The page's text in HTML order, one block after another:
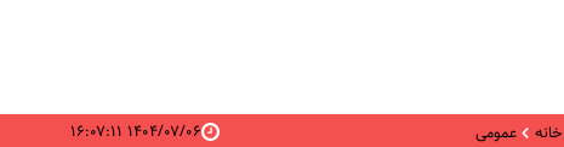
خانه عمومی ۱۴۰۴/۰۷/۰۶ ۱۶:۰۷:۱۱